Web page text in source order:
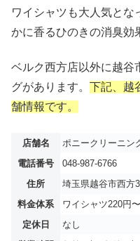
ワイシャツも大人気とな
かに香るひのきの消臭効
ベルク西方店以外に越谷
グがあります。 下記、越
舗情報です。
店舗名
ポニークリーニン
電話番号
048-987-6766
住所
埼玉県越谷市西方
料金体系
ワイシャツ220円
定休日
なし